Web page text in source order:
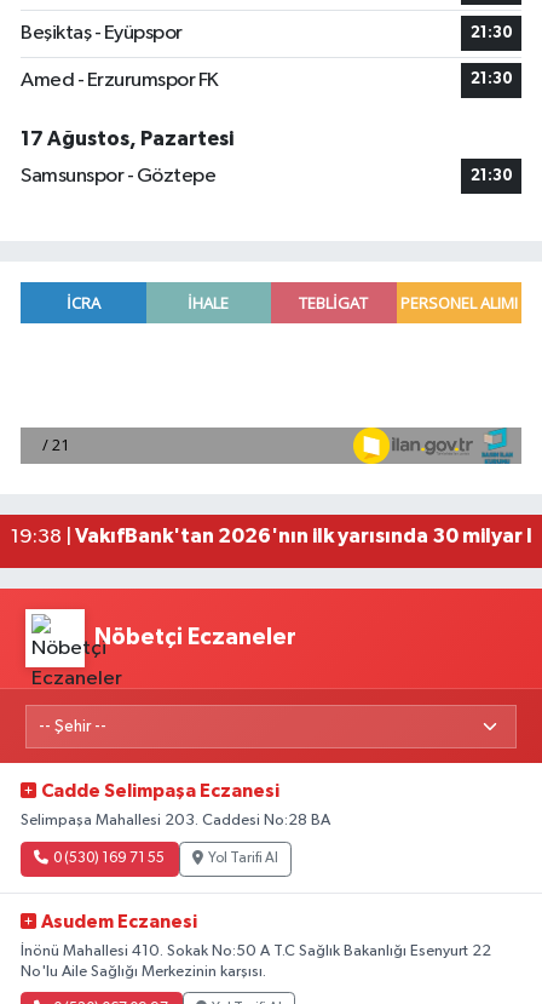
Beşiktaş - Eyüpspor 21:30
Amed - Erzurumspor FK 21:30
17 Ağustos, Pazartesi
Samsunspor - Göztepe
21:30
20:05 |
Antalya'da apartman dairesinde çıkan
22:01 | 'Kutuplarda Sıfır Atık' kitabı tanıtıldı
Nöbetçi Eczaneler
Cadde Selimpaşa Eczanesi
Selimpaşa Mahallesi 203. Caddesi No:28 BA
0 (530) 169 71 55 Yol Tarifi Al
Asudem Eczanesi
İnönü Mahallesi 410. Sokak No:50 A T.C Sağlık Bakanlığı Esenyurt 22
No'lu Aile Sağlığı Merkezinin karşısı.